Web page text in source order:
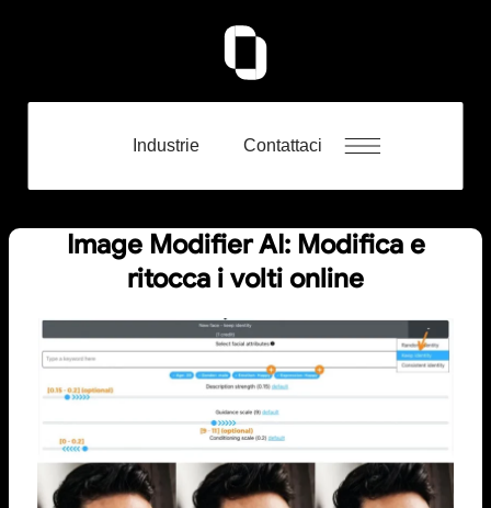
Industrie Contattaci
Image Modifier AI: Modifica e
ritocca i volti online